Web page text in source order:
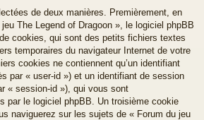
de deux manières. Premièrement, en
The Legend of Dragoon », le logiciel phpBB
cookies, qui sont des petits fichiers textes
temporaires du navigateur Internet de votre
cookies ne contiennent qu’un identifiant
par « user-id ») et un identifiant de session
« session-id »), qui vous sont
par le logiciel phpBB. Un troisième cookie
naviguerez sur les sujets de « Forum du jeu